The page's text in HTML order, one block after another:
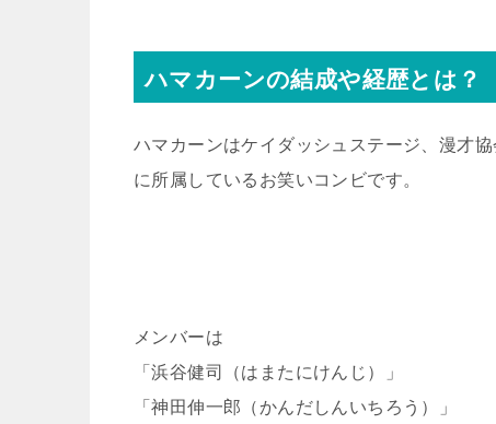
ハマカーンの結成や経歴とは？
ハマカーンはケイダッシュステージ、漫才協
に所属しているお笑いコンビです。
メンバーは
「浜谷健司（はまたにけんじ）」
「神田伸一郎（かんだしんいちろう）」